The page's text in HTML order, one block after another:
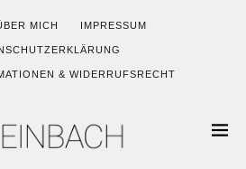
MICH IMPRESSUM
& WIDERRUFSRECHT